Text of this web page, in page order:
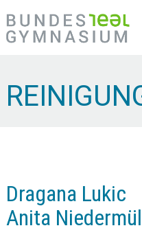
Dragana Lukic
Anita